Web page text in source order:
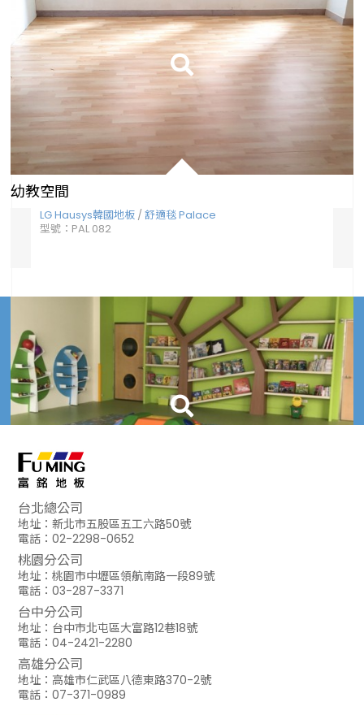
幼教空間
LG Hausys韓國地板/舒適毯 Palace
型號：PAL 082
檸檬樹幼稚園
世界第一地板
號：25104 001
用空間：木紋部分
台北總公司
地址：新北市五股區五工六路50號
電話：02-2298-0652
桃園分公司
地址：桃園市中壢區領航南路一段89號
電話：03-287-3371
台中分公司
地址：台中市北屯區大富路12巷18號
電話：04-2421-2280
高雄分公司
地址：高雄市仁武區八德東路370-2號
電話：07-371-0989